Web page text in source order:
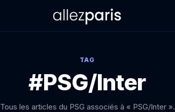
TAG
#PSG/Inter
Tous les articles du PSG associés à « PSG/Inter ».